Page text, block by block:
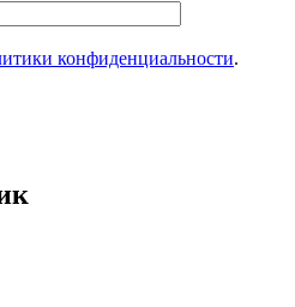
конфиденциальности.